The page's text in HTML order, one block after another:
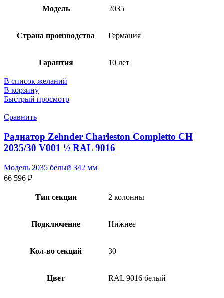
Модель 2035
Страна производства Германия
Гарантия 10 лет
В список желаний
В корзину
Быстрый просмотр
Сравнить
Радиатор Zehnder Charleston Completto CH
2035/30 V001 ½ RAL 9016
Модель 2035 белый 342 мм
66 596 ₽
Тип секции 2 колонны
Подключение Нижнее
Кол-во секций 30
Цвет RAL 9016 белый